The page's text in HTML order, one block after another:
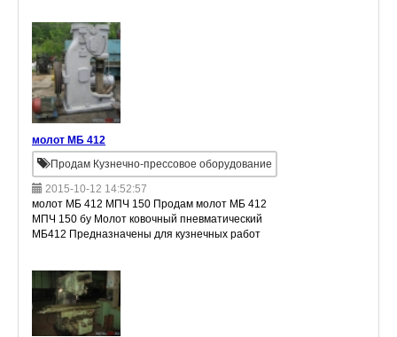
молот МБ 412
Продам Кузнечно-прессовое оборудование
2015-10-12 14:52:57
молот МБ 412 МПЧ 150 Продам молот МБ 412
МПЧ 150 бу Молот ковочный пневматический
МБ412 Предназначены для кузнечных работ